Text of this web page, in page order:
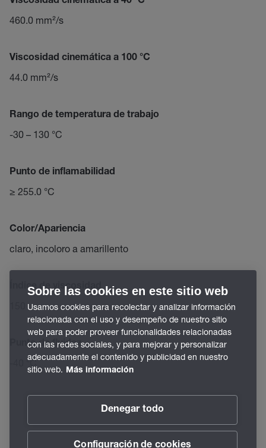
460.0 mm²/s
Viscosidad cinemática a 100 °C
44.0 mm²/s
Rango de temperatura de trabajo
-30 – 130 °C
Punto de inflamabilidad
≥ 255.0 °C
Color/Apariencia
claro, incoloro a amarillento
Índice de viscosidad
Punto de fluidez
-40 °C
Sobre las cookies en este sitio web
Usamos cookies para recolectar y analizar información
relacionada con el uso y desempeño de nuestro sitio
web para poder proveer funcionalidades relacionadas
con las redes sociales, y para mejorar y personalizar
adecuadamente el contenido y publicidad en nuestro
sitio web. Más información
Denegar todo
Configuración de cookies